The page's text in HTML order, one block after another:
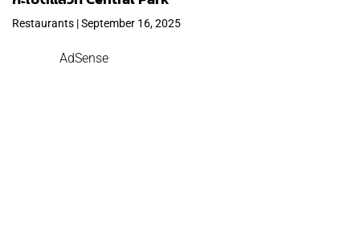
Restaurants | September 16, 2025
AdSense